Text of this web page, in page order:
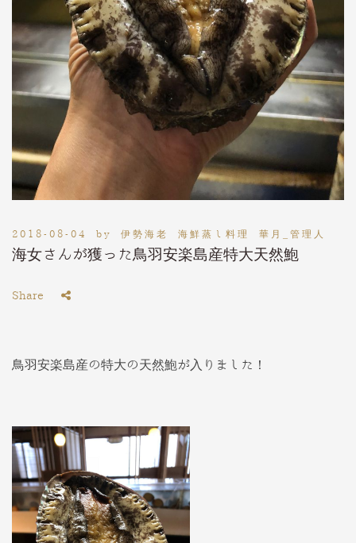
2018-08-04 by 伊勢海老 海鮮蒸し料理 華月_管理人
海女さんが獲った鳥羽安楽島産特大天然鮑
Share
鳥羽安楽島産の特大の天然鮑が入りました！